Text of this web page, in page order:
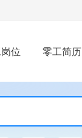
位 零工简历